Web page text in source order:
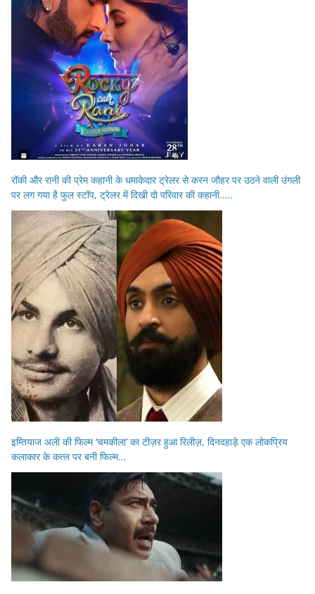
रॉकी और रानी की प्रेम कहानी के धमाकेदार ट्रेलर से करन जौहर पर उठने वाली उंगली
पर लग गया है फुल स्टॉप, ट्रेलर में दिखी दो परिवार की कहानी…..
इम्तियाज अली की फिल्म ‘चमकीला’ का टीज़र हुआ रिलीज़, दिनदहाड़े एक लोकप्रिय
कलाकार के कत्ल पर बनी फिल्म…